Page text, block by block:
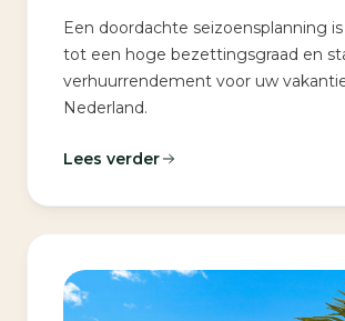
Een doordachte seizoensplanning
tot een hoge bezettingsgraad en
verhuurrendement voor uw
Nederland.
Lees verder